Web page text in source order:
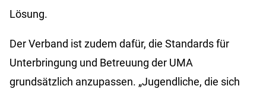
Lösung.
Der Verband ist zudem dafür, die Standards für
Unterbringung und Betreuung der UMA
grundsätzlich anzupassen. „Jugendliche, die sich